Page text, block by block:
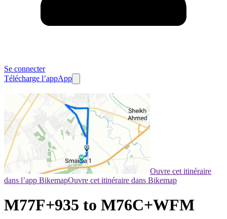
Se connecter
Télécharge l’appApp
Ouvre cet itinéraire
dans l’app BikemapOuvre cet itinéraire dans Bikemap
M77F+935 to M76C+WFM